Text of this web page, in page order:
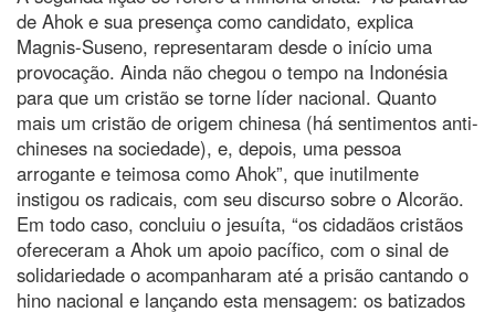
de Ahok e sua presença como candidato, explica
Magnis-Suseno, representaram desde o início uma
provocação. Ainda não chegou o tempo na Indonésia
para que um cristão se torne líder nacional. Quanto
mais um cristão de origem chinesa (há sentimentos anti-
chineses na sociedade), e, depois, uma pessoa
arrogante e teimosa como Ahok”, que inutilmente
instigou os radicais, com seu discurso sobre o Alcorão.
Em todo caso, concluiu o jesuíta, “os cidadãos cristãos
ofereceram a Ahok um apoio pacífico, com o sinal de
solidariedade o acompanharam até a prisão cantando o
hino nacional e lançando esta mensagem: os batizados